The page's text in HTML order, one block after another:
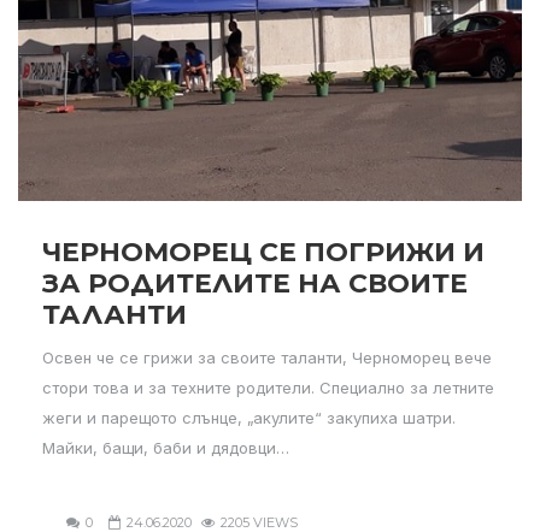
ЧЕРНОМОРЕЦ СЕ ПОГРИЖИ И
ЗА РОДИТЕЛИТЕ НА СВОИТЕ
ТАЛАНТИ
Освен че се грижи за своите таланти, Черноморец вече
стори това и за техните родители. Специално за летните
жеги и парещото слънце, „акулите“ закупиха шатри.
Майки, бащи, баби и дядовци…
0 24.06.2020 2205 VIEWS